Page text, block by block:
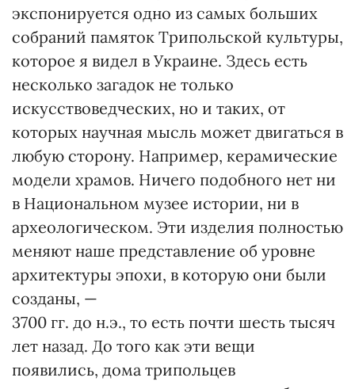
экспонируется одно из самых больших
собраний памяток Трипольской культуры,
которое я видел в Украине. Здесь есть
несколько загадок не только
искусствоведческих, но и таких, от
которых научная мысль может двигаться в
любую сторону. Например, керамические
модели храмов. Ничего подобного нет ни
в Национальном музее истории, ни в
археологическом. Эти изделия полностью
меняют наше представление об уровне
архитектуры эпохи, в которую они были
созданы, —
3700 гг. до н.э., то есть почти шесть тысяч
лет назад. До того как эти вещи
появились, дома трипольцев